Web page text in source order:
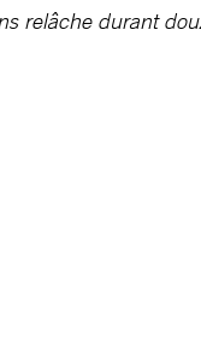
relâche durant